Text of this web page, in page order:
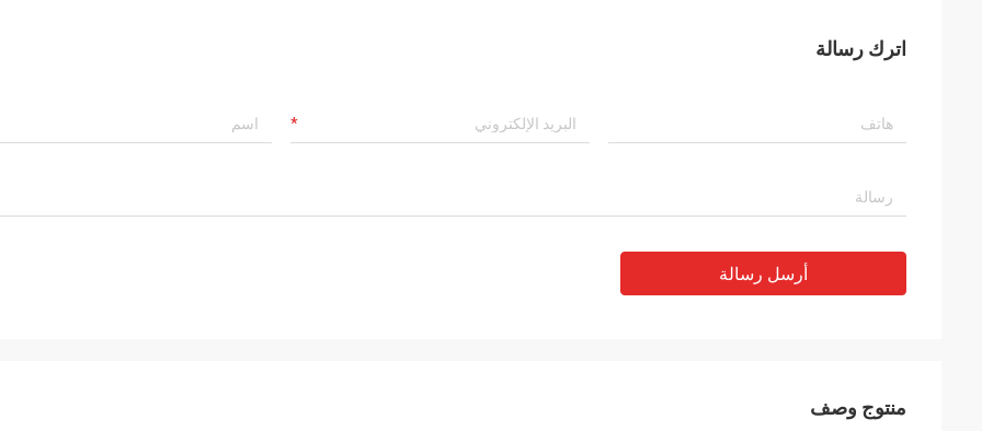
اترك رسالة
أرسل رسالة
منتوج وصف